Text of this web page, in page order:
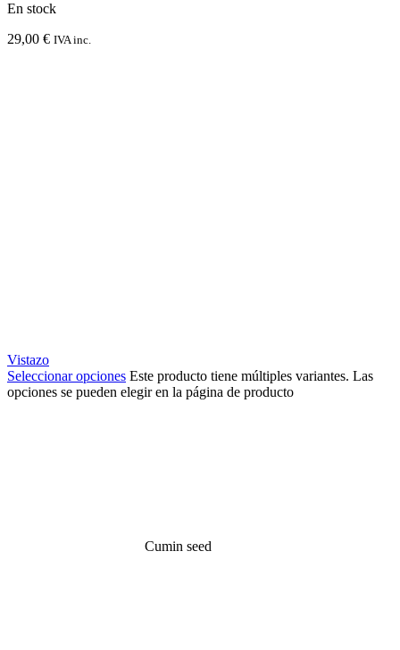
En stock
29,00 € IVA inc.
Vistazo
Seleccionar opciones Este producto tiene múltiples variantes. Las
opciones se pueden elegir en la página de producto
Cumin seed